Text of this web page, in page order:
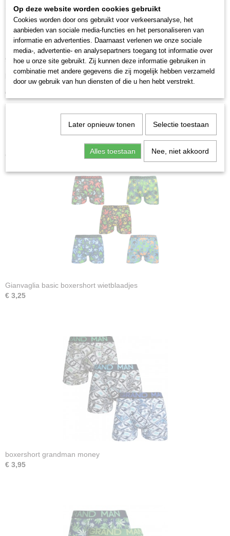
Productcode
5042-AM-1736
EAN code
5042-AM
Productcode leverancier
5042-AM
Omschrijving
Boxershorts (grandman) Amsterdam
Maat M t/m XXL
95 % katoen en 5% elestaan
lange pijpen, en een zeer zachte fijne stof
€9,95 3 stuks elke kleur 1!
Gianvaglia basic boxershort wietblaadjes
€ 3,25
boxershort grandman money
€ 3,95
Op deze website worden cookies gebruikt
Cookies worden door ons gebruikt voor verkeersanalyse, het
aanbieden van sociale media-functies en het personaliseren van
informatie en advertenties. Daarnaast verlenen we onze sociale
media-, advertentie- en analysepartners toegang tot informatie over
hoe u onze site gebruikt. Zij kunnen deze informatie gebruiken in
combinatie met andere gegevens die zij mogelijk hebben verzameld
door uw gebruik van hun diensten of die u hen hebt verstrekt.
Later opnieuw tonen Selectie toestaan
Alles toestaan Nee, niet akkoord